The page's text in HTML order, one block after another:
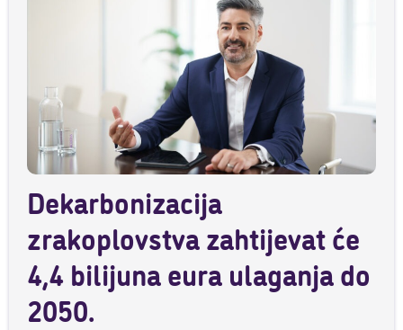
Dekarbonizacija
zrakoplovstva zahtijevat će
4,4 bilijuna eura ulaganja do
2050.